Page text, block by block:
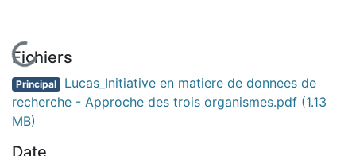
En cours de chargement...
Fichiers
Principal Lucas_Initiative en matiere de donnees de
recherche - Approche des trois organismes.pdf (1.13
MB)
Date